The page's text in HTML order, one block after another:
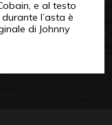
e al testo
l’asta è
di Johnny